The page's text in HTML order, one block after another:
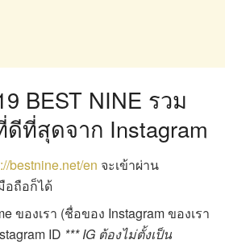
BEST NINE รวม
ที่สุดจาก Instagram
bestnine.net/en จะเข้าผ่าน
อถือก็ได้
ของเรา (ชื่อของ Instagram ของเรา
ID *** IG ต้องไม่ตั้งเป็น